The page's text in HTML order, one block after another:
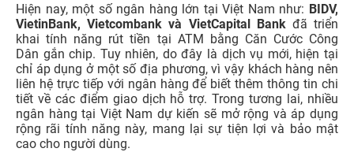
Hiện nay, một số ngân hàng lớn tại Việt Nam như: BIDV,
VietinBank, Vietcombank và VietCapital Bankđã triển
khai tính năng rút tiền tại ATM bằng Căn Cước Công
Dân gắn chip. Tuy nhiên, do đây là dịch vụ mới, hiện tại
chỉ áp dụng ở một số địa phương, vì vậy khách hàng nên
liên hệ trực tiếp với ngân hàng để biết thêm thông tin chi
tiết về các điểm giao dịch hỗ trợ. Trong tương lai, nhiều
ngân hàng tại Việt Nam dự kiến sẽ mở rộng và áp dụng
rộng rãi tính năng này, mang lại sự tiện lợi và bảo mật
cao cho người dùng.